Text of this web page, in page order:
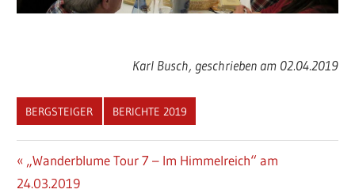
Karl Busch, geschrieben am 02.04.2019
BERGSTEIGER BERICHTE 2019
Beitragsnavigation
Vorheriger
Beitrag:
„Wanderblume Tour 7 – Im Himmelreich“ am
24.03.2019